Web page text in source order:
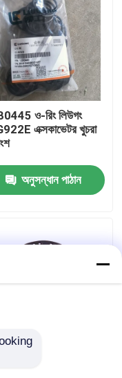
ও-রিং লিউগং
এক্সকাভেটর খুচরা
অনুসন্ধান পাঠান